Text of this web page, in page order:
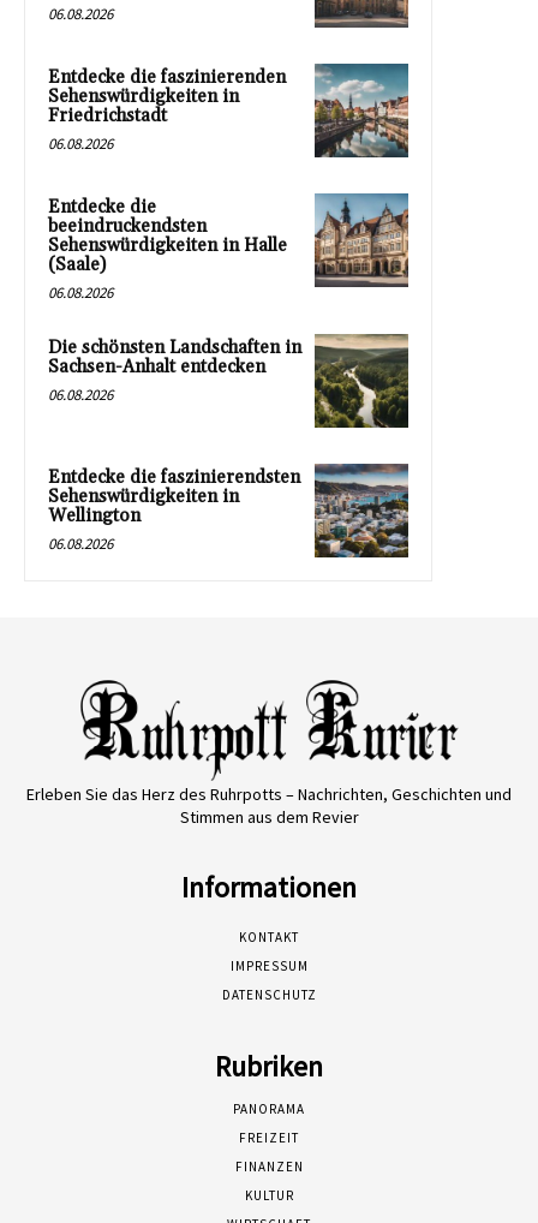
06.08.2026
Entdecke die faszinierenden
Sehenswürdigkeiten in
Friedrichstadt
06.08.2026
Entdecke die
beeindruckendsten
Sehenswürdigkeiten in Halle
(Saale)
06.08.2026
Die schönsten Landschaften in
Sachsen-Anhalt entdecken
06.08.2026
Entdecke die faszinierendsten
Sehenswürdigkeiten in
Wellington
06.08.2026
Erleben Sie das Herz des Ruhrpotts – Nachrichten, Geschichten und
Stimmen aus dem Revier
Informationen
KONTAKT
IMPRESSUM
DATENSCHUTZ
Rubriken
PANORAMA
FREIZEIT
FINANZEN
KULTUR